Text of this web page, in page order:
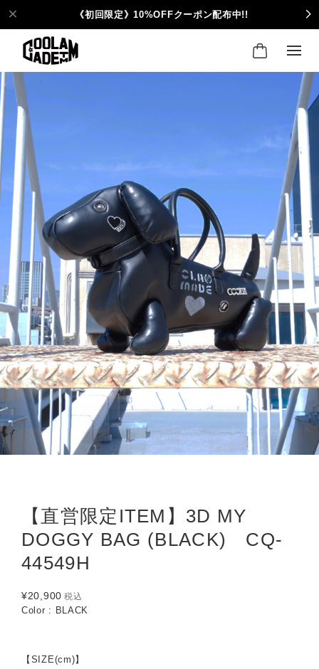
《初回限定》10%OFFクーポン配布中!!
【直営限定ITEM】3D MY
DOGGY BAG (BLACK) CQ-
44549H
¥20,900 税込
Color : BLACK
【SIZE(cm)】